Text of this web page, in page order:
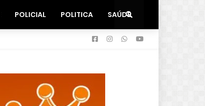
POLICIAL POLITICA SAÚDE